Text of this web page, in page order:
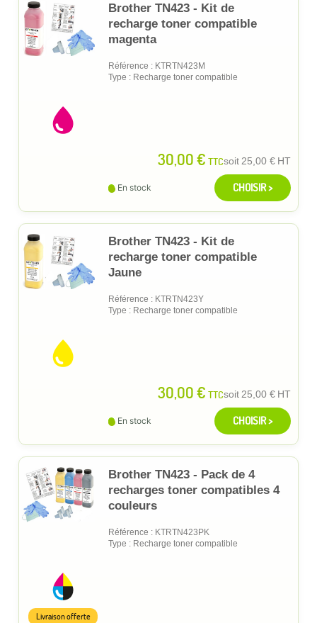
Brother TN423 - Kit de
recharge toner compatible
magenta
Référence : KTRTN423M
Type : Recharge toner compatible
30,00 € TTCsoit25,00 € HT
En stock CHOISIR >
Brother TN423 - Kit de
recharge toner compatible
Jaune
Référence : KTRTN423Y
Type : Recharge toner compatible
30,00 € TTCsoit25,00 € HT
En stock CHOISIR >
Brother TN423 - Pack de 4
recharges toner compatibles 4
couleurs
Référence : KTRTN423PK
Type : Recharge toner compatible
Livraison offerte